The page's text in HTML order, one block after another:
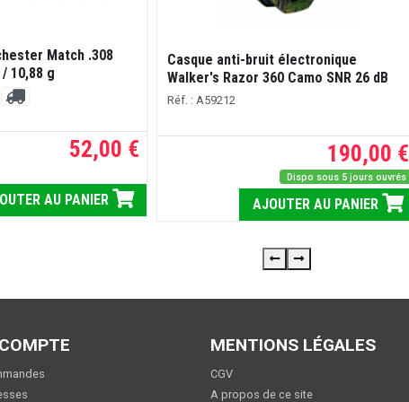
Match .308
10,88 g
52,00 €
AU PANIER
Casque anti-bruit électronique
Walker's Razor 360 Camo SNR 26 dB
Réf. : A59212
190,00 €
Dispo sous 5 jours ouvrés
AJOUTER AU PANIER
MENTIONS LÉGALES
CGV
A propos de ce site